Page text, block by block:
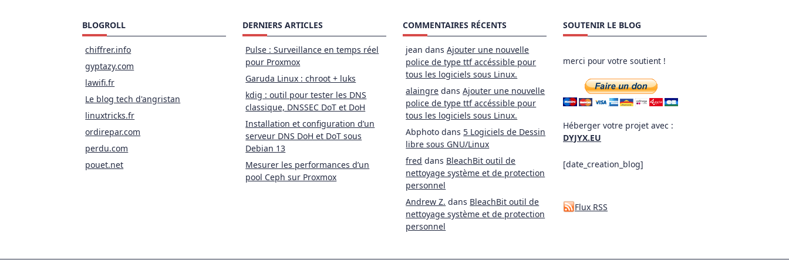
BLOGROLL
chiffrer.info
gyptazy.com
lawifi.fr
Le blog tech d'angristan
linuxtricks.fr
ordirepar.com
perdu.com
pouet.net
DERNIERS ARTICLES
Pulse : Surveillance en temps réel
pour Proxmox
Garuda Linux : chroot + luks
kdig : outil pour tester les DNS
classique, DNSSEC DoT et DoH
Installation et configuration d’un
serveur DNS DoH et DoT sous
Debian 13
Mesurer les performances d’un
pool Ceph sur Proxmox
COMMENTAIRES RÉCENTS
jean dansAjouter une nouvelle
police de type ttf accéssible pour
tous les logiciels sous Linux.
alaingre dansAjouter une nouvelle
police de type ttf accéssible pour
tous les logiciels sous Linux.
Abphoto dans 5 Logiciels de Dessin
libre sous GNU/Linux
fred dans BleachBit outil de
nettoyage système et de protection
personnel
Andrew Z. dans BleachBit outil de
nettoyage système et de protection
personnel
SOUTENIR LE BLOG
merci pour votre soutient !
Héberger votre projet avec :
DYJYX.EU
[date_creation_blog]
Flux RSS